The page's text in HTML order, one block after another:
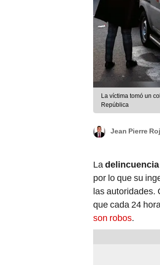
La víctima tomó un
República
Jean Pierre
La delincuencia
por lo que su
las autoridades.
que cada 24
son robos.